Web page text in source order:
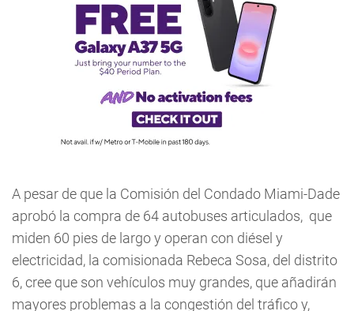
A pesar de que la Comisión del Condado Miami-Dade
aprobó la compra de 64 autobuses articulados, que
miden 60 pies de largo y operan con diésel y
electricidad, la comisionada Rebeca Sosa, del distrito
6, cree que son vehículos muy grandes, que añadirán
mayores problemas a la congestión del tráfico y,